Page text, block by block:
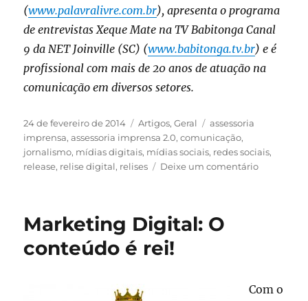
(www.palavralivre.com.br), apresenta o programa
de entrevistas Xeque Mate na TV Babitonga Canal
9 da NET Joinville (SC) (www.babitonga.tv.br) e é
profissional com mais de 20 anos de atuação na
comunicação em diversos setores.
Publicado
em
24 de fevereiro de 2014 Categorias
Artigos,Geral Tags
assessoria
imprensa,assessoria imprensa 2.0,comunicação,
jornalismo, mídias digitais, mídias sociais, redes sociais,
release, relise digital, relises Deixe um comentárioem
Marketing Digital: O
conteúdo é rei!
Com o